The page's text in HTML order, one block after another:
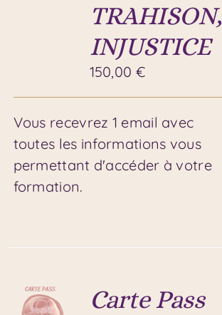
TRAHISON,
INJUSTICE
150,00 €
Vous recevrez 1 email avec
toutes les informations vous
permettant d'accéder à votre
formation.
Carte Pass